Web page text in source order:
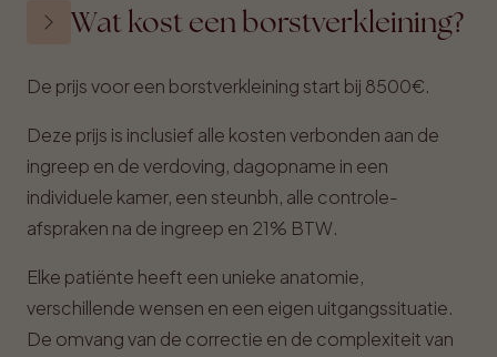
Wat kost een borstverkleining?
De prijs voor een borstverkleining start bij 8500€.
Deze prijs is inclusief alle kosten verbonden aan de
ingreep en de verdoving, dagopname in een
individuele kamer, een steunbh, alle controle-
afspraken na de ingreep en 21% BTW.
Elke patiënte heeft een unieke anatomie,
verschillende wensen en een eigen uitgangssituatie.
De omvang van de correctie en de complexiteit van